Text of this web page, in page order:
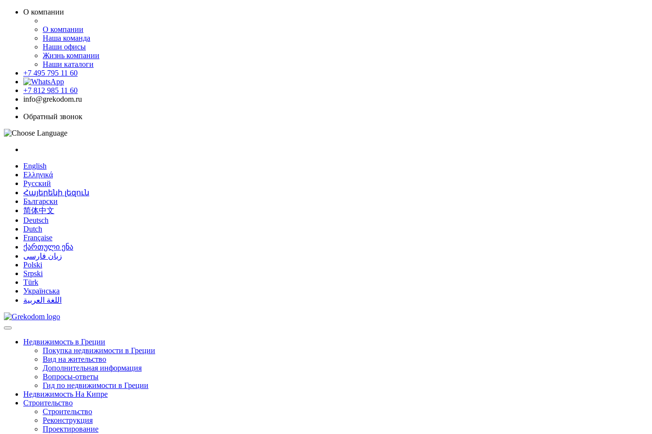
О компании
О компании
Наша команда
Наши офисы
Жизнь компании
Наши каталоги
+7 495 795 11 60
+7 812 985 11 60
info@grekodom.ru
Обратный звонок
English
Ελληνικά
Русский
Հայերենի լեզուն
Български
简体中文
Deutsch
Dutch
Française
ქართული ენა
زبان فارسی
Polski
Srpski
Türk
Українська
اللغة العربية
Недвижимость в Греции
Покупка недвижимости в Греции
Вид на жительство
Дополнительная информация
Вопросы-ответы
Гид по недвижимости в Греции
Недвижимость На Кипре
Строительство
Строительство
Реконструкция
Проектирование